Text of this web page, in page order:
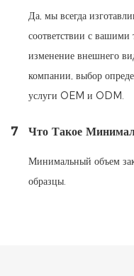
Да, мы всегда
соответствии с вашими
изменение внешнего
компании, выбор
услуги OEM и ODM.
7 Что Такое
Минимальный объем
образцы.